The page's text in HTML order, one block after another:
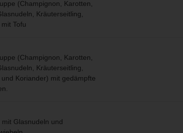
(Champignon, Karotten,
Kräuterseitling,
Tofu
(Champignon, Karotten,
Kräuterseitling,
und Koriander) mit gedämpfte
mit Glasnudeln und